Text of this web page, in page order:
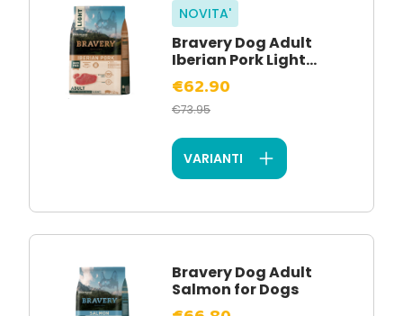
NOVITA'
Bravery Dog Adult
Iberian Pork Light...
€62.90
€73.95
VARIANTI
Bravery Dog Adult
Salmon for Dogs